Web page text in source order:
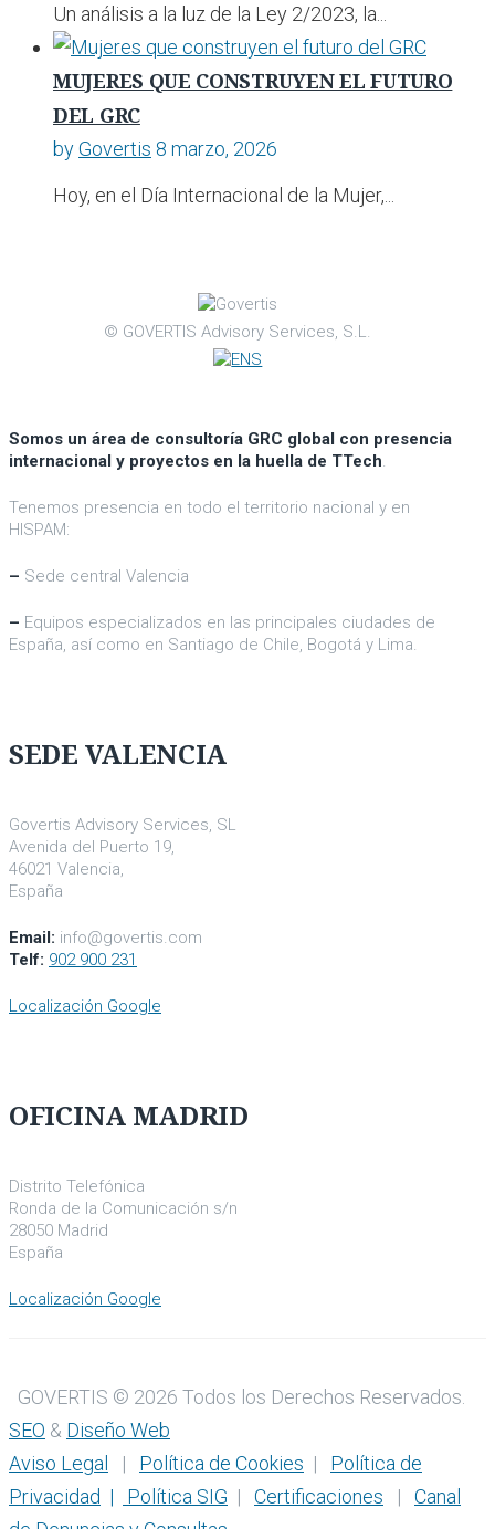
Un análisis a la luz de la Ley 2/2023, la...
MUJERES QUE CONSTRUYEN EL FUTURO
DEL GRC
byGovertis 8 marzo, 2026
Hoy, en el Día Internacional de la Mujer,...
© GOVERTIS Advisory Services, S.L.
Somos un área de consultoría GRC global con presencia
internacional y proyectos en la huella de TTech.
Tenemos presencia en todo el territorio nacional y en
HISPAM:
– Sede central Valencia
– Equipos especializados en las principales ciudades de
España, así como en Santiago de Chile, Bogotá y Lima.
SEDE VALENCIA
Govertis Advisory Services, SL
Avenida del Puerto 19,
46021 Valencia,
España
Email: info@govertis.com
Telf: 902 900 231
Localización Google
OFICINA MADRID
Distrito Telefónica
Ronda de la Comunicación s/n
28050 Madrid
España
Localización Google
GOVERTIS © 2026 Todos los Derechos Reservados.
SEO & Diseño Web
Aviso Legal
| Política de Cookies |
Política de
Privacidad | Política SIG | Certificaciones |
Canal